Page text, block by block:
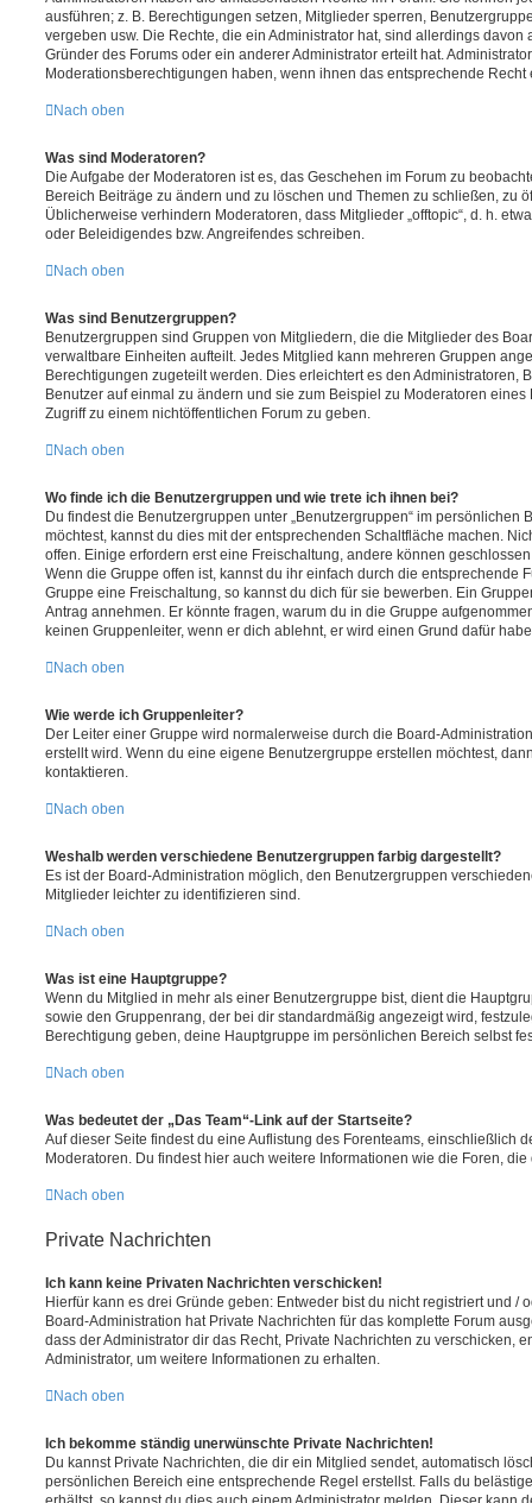
ausführen; z. B. Berechtigungen setzen, Mitglieder sperren,
vergeben usw. Die Rechte, die ein Administrator hat, sind allerdings
Gründer des Forums oder ein anderer Administrator erteilt hat.
Moderationsberechtigungen haben, wenn ihnen das entsprechende Recht
Nach oben
Was sind Moderatoren?
Die Aufgabe der Moderatoren ist es, das Geschehen im Forum zu
Bereich Beiträge zu ändern und zu löschen und Themen zu schließen, zu
Üblicherweise verhindern Moderatoren, dass Mitglieder „offtopic“, d. h.
oder Beleidigendes bzw. Angreifendes schreiben.
Nach oben
Was sind Benutzergruppen?
Benutzergruppen sind Gruppen von Mitgliedern, die die Mitglieder des
verwaltbare Einheiten aufteilt. Jedes Mitglied kann mehreren Gruppen
Berechtigungen zugeteilt werden. Dies erleichtert es den Administratoren,
Benutzer auf einmal zu ändern und sie zum Beispiel zu Moderatoren
Zugriff zu einem nichtöffentlichen Forum zu geben.
Nach oben
Wo finde ich die Benutzergruppen und wie trete ich ihnen bei?
Du findest die Benutzergruppen unter „Benutzergruppen“ im persönlichen
möchtest, kannst du dies mit der entsprechenden Schaltfläche machen.
offen. Einige erfordern erst eine Freischaltung, andere können
Wenn die Gruppe offen ist, kannst du ihr einfach durch die entsprechende
Gruppe eine Freischaltung, so kannst du dich für sie bewerben. Ein
Antrag annehmen. Er könnte fragen, warum du in die Gruppe
keinen Gruppenleiter, wenn er dich ablehnt, er wird einen Grund dafür
Nach oben
Wie werde ich Gruppenleiter?
Der Leiter einer Gruppe wird normalerweise durch die Board-
erstellt wird. Wenn du eine eigene Benutzergruppe erstellen möchtest,
kontaktieren.
Nach oben
Weshalb werden verschiedene Benutzergruppen farbig dargestellt?
Es ist der Board-Administration möglich, den Benutzergruppen
Mitglieder leichter zu identifizieren sind.
Nach oben
Was ist eine Hauptgruppe?
Wenn du Mitglied in mehr als einer Benutzergruppe bist, dient die
sowie den Gruppenrang, der bei dir standardmäßig angezeigt wird,
Berechtigung geben, deine Hauptgruppe im persönlichen Bereich selbst
Nach oben
Was bedeutet der „Das Team“-Link auf der Startseite?
Auf dieser Seite findest du eine Auflistung des Forenteams, einschließlich
Moderatoren. Du findest hier auch weitere Informationen wie die Foren,
Nach oben
Private Nachrichten
Ich kann keine Privaten Nachrichten verschicken!
Hierfür kann es drei Gründe geben: Entweder bist du nicht registriert und /
Board-Administration hat Private Nachrichten für das komplette Forum
dass der Administrator dir das Recht, Private Nachrichten zu verschicken,
Administrator, um weitere Informationen zu erhalten.
Nach oben
Ich bekomme ständig unerwünschte Private Nachrichten!
Du kannst Private Nachrichten, die dir ein Mitglied sendet, automatisch
persönlichen Bereich eine entsprechende Regel erstellst. Falls du